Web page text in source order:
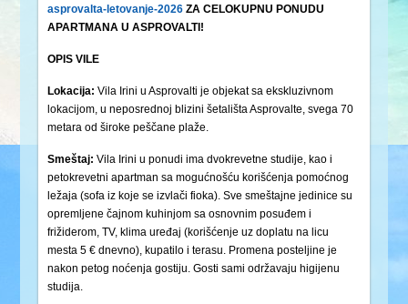
asprovalta-letovanje-2026 ZA CELOKUPNU PONUDU
APARTMANA U ASPROVALTI!
OPIS VILE
Lokacija: Vila Irini u Asprovalti je objekat sa ekskluzivnom
lokacijom, u neposrednoj blizini šetališta Asprovalte, svega 70
metara od široke peščane plaže.
Smeštaj: Vila Irini u ponudi ima dvokrevetne studije, kao i
petokrevetni apartman sa mogućnošću korišćenja pomoćnog
ležaja (sofa iz koje se izvlači fioka). Sve smeštajne jedinice su
opremljene čajnom kuhinjom sa osnovnim posuđem i
frižiderom, TV, klima uređaj (korišćenje uz doplatu na licu
mesta 5 € dnevno), kupatilo i terasu. Promena posteljine je
nakon petog noćenja gostiju. Gosti sami održavaju higijenu
studija.